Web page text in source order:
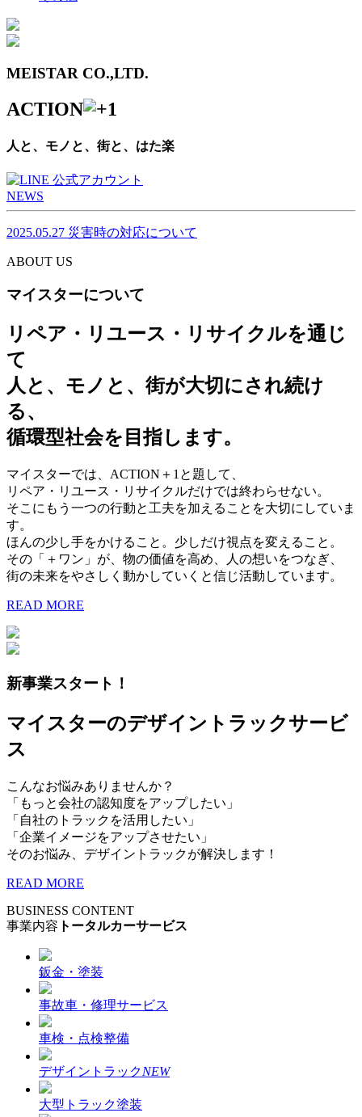
MEISTAR CO.,LTD.
ACTION
人と、モノと、街と、はた楽
NEWS
2025.05.27 災害時の対応について
ABOUT US
マイスターについて
リペア・リユース・リサイクルを通じ
て
人と、モノと、街が大切にされ続け
る、
循環型社会を目指します。
マイスターでは、ACTION＋1と題して、
リペア・リユース・リサイクルだけでは終わらせない。
そこにもう一つの行動と工夫を加えることを大切にしていま
す。
ほんの少し手をかけること。少しだけ視点を変えること。
その「＋ワン」が、物の価値を高め、人の想いをつなぎ、
街の未来をやさしく動かしていくと信じ活動しています。
READ MORE
新事業スタート！
マイスターのデザイントラックサービ
ス
こんなお悩みありませんか？
「もっと会社の認知度をアップしたい」
「自社のトラックを活用したい」
「企業イメージをアップさせたい」
そのお悩み、デザイントラックが解決します！
READ MORE
BUSINESS CONTENT
事業内容 トータルカーサービス
鈑金・塗装
事故車・修理サービス
車検・点検整備
デザイントラックNEW
大型トラック塗装